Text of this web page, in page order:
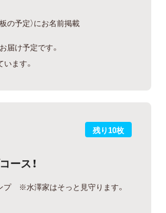
の予定）にお名前掲載
届け予定です。
ます。
残り10枚
ース！
プ ※水澤家はそっと見守ります。